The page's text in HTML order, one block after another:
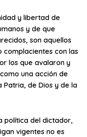
y libertad de
y de que
son aquellos
complacientes con las
los que avalaron y
una acción de
de Dios y de la
política del dictador,
vigentes no es